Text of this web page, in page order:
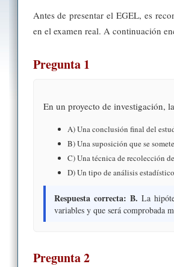
Antes de presentar el EGEL, es
en el examen real. A continuación
Pregunta 1
En un proyecto de investigación,
A) Una conclusión final del
B) Una suposición que se
C) Una técnica de recolección
D) Un tipo de análisis estadístico
Respuesta correcta: B. La
variables y que será comprobada
Pregunta 2